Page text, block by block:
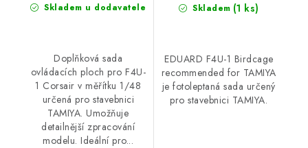
Skladem u dodavatele
Doplňková sada
ovládacích ploch pro F4U-
1 Corsair v měřítku 1/48
určená pro stavebnici
TAMIYA. Umožňuje
detailnější zpracování
modelu. Ideální pro...
Skladem (1 ks)
EDUARD F4U-1 Birdcage
recommended for TAMIYA
je fotoleptaná sada určený
pro stavebnici TAMIYA.